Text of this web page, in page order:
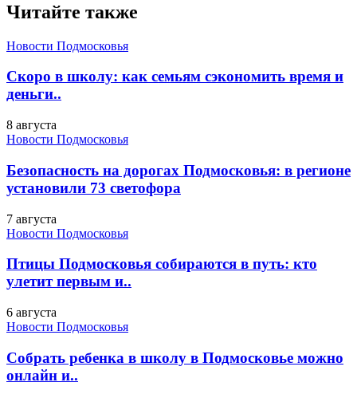
Читайте также
Новости Подмосковья
Скоро в школу: как семьям сэкономить время и
деньги..
8 августа
Новости Подмосковья
Безопасность на дорогах Подмосковья: в регионе
установили 73 светофора
7 августа
Новости Подмосковья
Птицы Подмосковья собираются в путь: кто
улетит первым и..
6 августа
Новости Подмосковья
Собрать ребенка в школу в Подмосковье можно
онлайн и..